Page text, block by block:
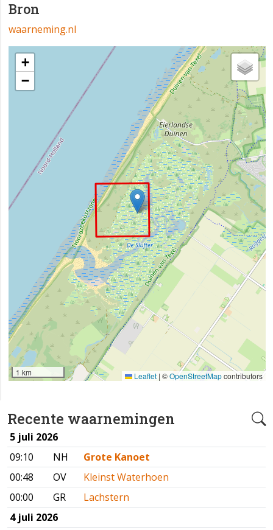
Recente waarnemingen
5 juli 2026
09:10
NH
Grote Kanoet
00:48
OV
Kleinst Waterhoen
00:00
GR
Lachstern
4 juli 2026
Bron
waarneming.nl
+
−
1 km Leaflet | ©OpenStreetMapcontributors